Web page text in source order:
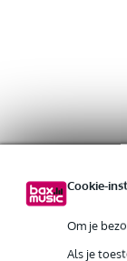
Cookie-
Om je
Als je